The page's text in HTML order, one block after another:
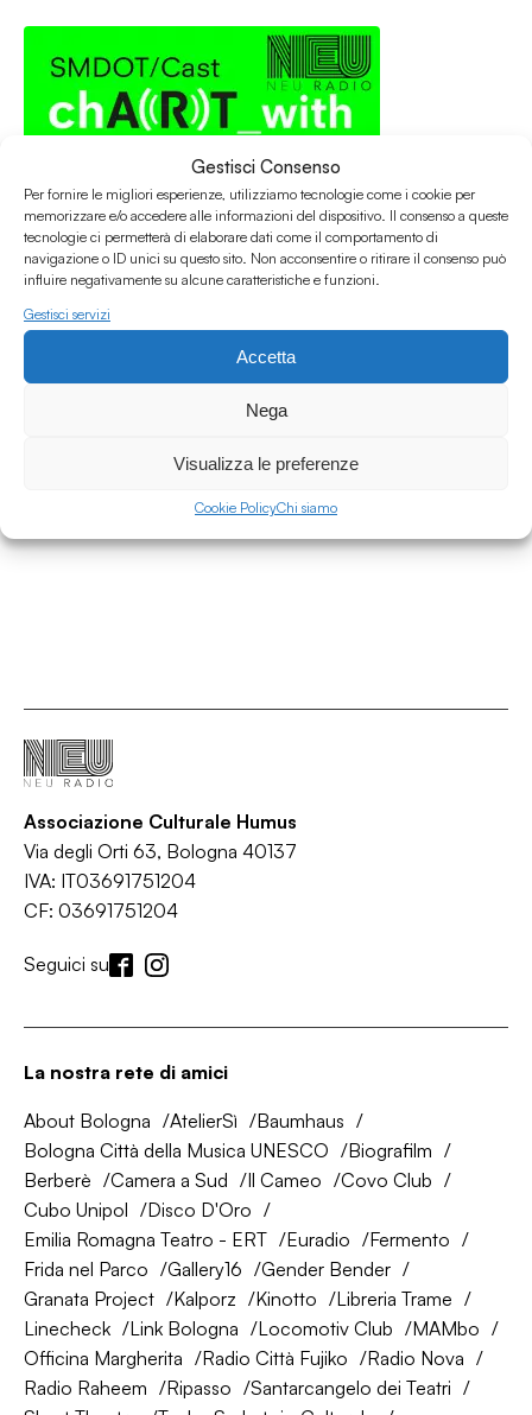
Gestisci Consenso
Per fornire le migliori esperienze, utilizziamo tecnologie come i cookie per
memorizzare e/o accedere alle informazioni del dispositivo. Il consenso a queste
tecnologie ci permetterà di elaborare dati come il comportamento di
navigazione o ID unici su questo sito. Non acconsentire o ritirare il consenso può
influire negativamente su alcune caratteristiche e funzioni.
Gestisci servizi
Accetta
Nega
Visualizza le preferenze
Cookie PolicyChi siamo
Die Straßenzeitung speciale chA((R))T_with
Matteo Attruia
Die Straßenzeitung
Associazione Culturale Humus
Via degli Orti 63, Bologna 40137
IVA: IT03691751204
CF: 03691751204
Seguici su
La nostra rete di amici
About Bologna AtelierSì
Baumhaus
Bologna Città della Musica UNESCO
Biografilm
Berberè
Camera a Sud Il Cameo
Covo Club
Cubo Unipol
Disco D'Oro
Emilia Romagna Teatro - ERT
Euradio
Fermento
Frida nel Parco
Gallery16
Gender Bender
Granata Project
Kalporz Kinotto
Libreria Trame
Linecheck
Link Bologna Locomotiv Club
MAMbo
Officina Margherita
Radio Città Fujiko
Radio Nova
Radio Raheem
Ripasso
Santarcangelo dei Teatri